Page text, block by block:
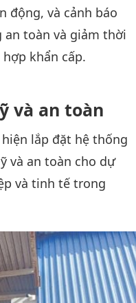
động, và cảnh báo
toàn và giảm thời
khẩn cấp.
và an toàn
lắp đặt hệ thống
và an toàn cho dự
và tinh tế trong